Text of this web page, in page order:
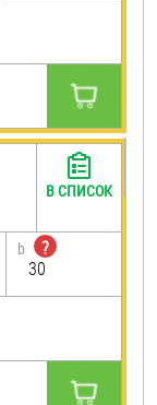
b
?
30
В СПИСОК